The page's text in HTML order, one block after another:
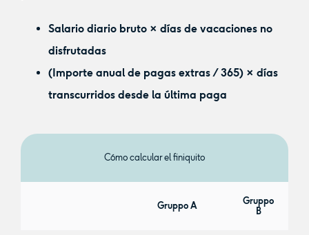
Salario diario bruto × días de vacaciones no
disfrutadas
(Importe anual de pagas extras / 365) × días
transcurridos desde la última paga
Cómo calcular el finiquito
Gruppo A
Gruppo
B